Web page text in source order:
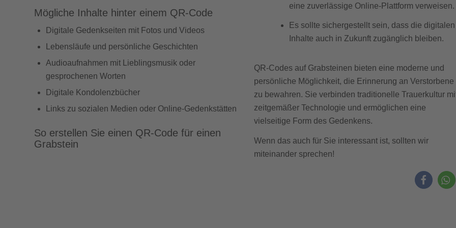
Mögliche Inhalte hinter einem QR-Code
Digitale Gedenkseiten mit Fotos und Videos
Lebensläufe und persönliche Geschichten
Audioaufnahmen mit Lieblingsmusik oder
gesprochenen Worten
Digitale Kondolenzbücher
Links zu sozialen Medien oder Online-Gedenkstätten
So erstellen Sie einen QR-Code für einen
Grabstein
eine zuverlässige Online-Plattform verweisen.
Es sollte sichergestellt sein, dass die digitalen
Inhalte auch in Zukunft zugänglich bleiben.
QR-Codes auf Grabsteinen bieten eine moderne und
persönliche Möglichkeit, die Erinnerung an Verstorbene
zu bewahren. Sie verbinden traditionelle Trauerkultur
zeitgemäßer Technologie und ermöglichen eine
vielseitige Form des Gedenkens.
Wenn das auch für Sie interessant ist, sollten wir
miteinander sprechen!